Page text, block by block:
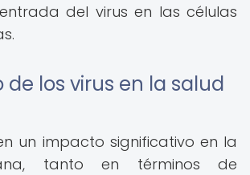
del virus en las células
de los virus en la salud
un impacto significativo en la
tanto en términos de